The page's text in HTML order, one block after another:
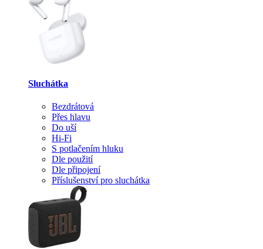
Sluchátka
Bezdrátová
Přes hlavu
Do uší
Hi-Fi
S potlačením hluku
Dle použití
Dle připojení
Příslušenství pro sluchátka